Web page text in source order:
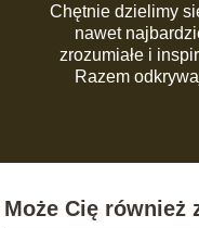
Chętnie dzielimy
nawet
zrozumiałe i
Razem
Może Cię również